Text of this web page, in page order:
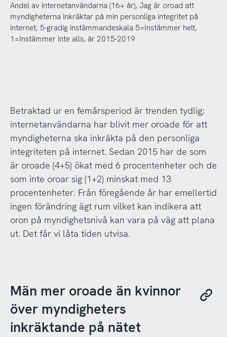
Andel av internetanvändarna (16+ år), Jag är oroad att
myndigheterna inkräktar på min personliga integritet på
internet, 5-gradig instämmandeskala 5=Instämmer helt,
1=Instämmer inte alls, år 2015-2019
Betraktad ur en femårsperiod är trenden tydlig;
internetanvändarna har blivit mer oroade för att
myndigheterna ska inkräkta på den personliga
integriteten på internet. Sedan 2015 har de som
är oroade (4+5) ökat med 6 procentenheter och de
som inte oroar sig (1+2) minskat med 13
procentenheter. Från föregående år har emellertid
ingen förändring ägt rum vilket kan indikera att
oron på myndighetsnivå kan vara på väg att plana
ut. Det får vi låta tiden utvisa.
Män mer oroade än kvinnor
över myndigheters
inkräktande på nätet